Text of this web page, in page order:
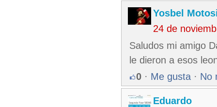
Yosbel
24 de
Saludos mi amigo
le dieron a esos
0 · Me gusta · No
Eduardo